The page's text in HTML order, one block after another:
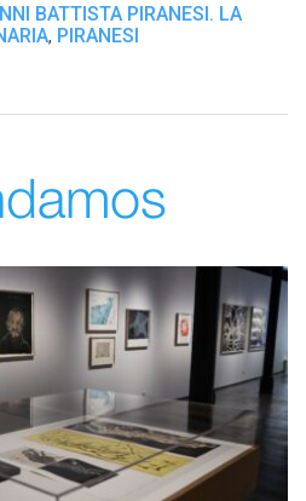
BATTISTA PIRANESI. LA
, PIRANESI